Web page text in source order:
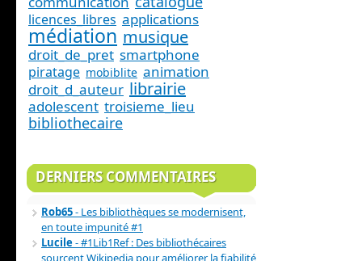
licences_libres applications
médiation musique
droit_de_pret smartphone
piratage mobiblite animation
droit_d_auteur librairie
adolescent troisieme_lieu
bibliothecaire
DERNIERS COMMENTAIRES
Rob65- Les bibliothèques se modernisent,
en toute impunité #1
Lucile- #1Lib1Ref : Des bibliothécaires
sourcent Wikipedia pour améliorer la fiabilité